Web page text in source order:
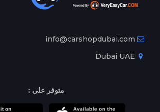
info@carshopdubai.com
متوفر على :